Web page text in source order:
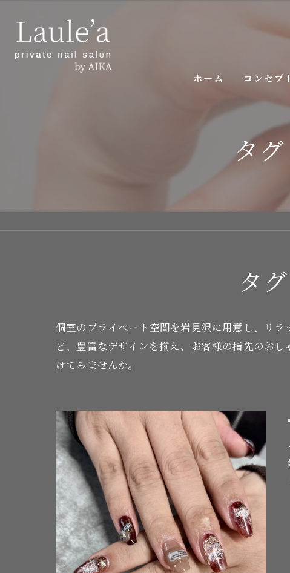
ホーム コンセプ
タ
タ
個室のプライベート空間を岩見沢に用意し、リ
ど、豊富なデザインを揃え、お客様の指先のお
けてみませんか。